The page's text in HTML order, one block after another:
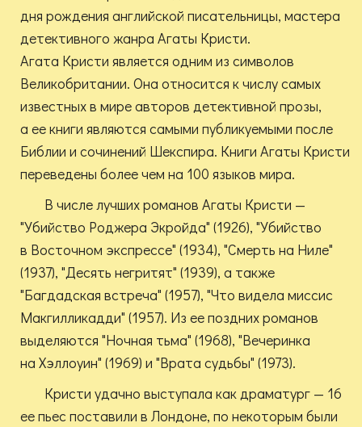
дня рождения английской писательницы, мастера
детективного жанра Агаты Кристи.
Агата Кристи является одним из символов
Великобритании. Она относится к числу самых
известных в мире авторов детективной прозы,
а ее книги являются самыми публикуемыми после
Библии и сочинений Шекспира. Книги Агаты Кристи
переведены более чем на 100 языков мира.
В числе лучших романов Агаты Кристи —
"Убийство Роджера Экройда" (1926), "Убийство
в Восточном экспрессе" (1934), "Смерть на Ниле"
(1937), "Десять негритят" (1939), а также
"Багдадская встреча" (1957), "Что видела миссис
Макгилликадди" (1957). Из ее поздних романов
выделяются "Ночная тьма" (1968), "Вечеринка
на Хэллоуин" (1969) и "Врата судьбы" (1973).
Кристи удачно выступала как драматург — 16
ее пьес поставили в Лондоне, по некоторым были